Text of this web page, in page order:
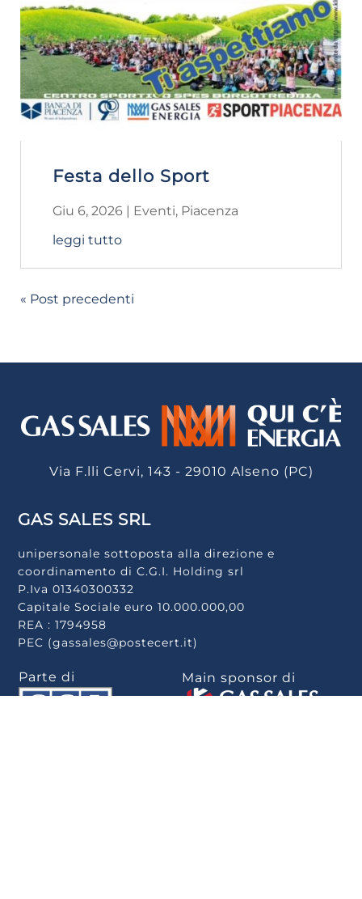
Festa dello Sport
Giu 6, 2026| Eventi, Piacenza
leggi tutto
« Post precedenti
Via F.lli Cervi, 143 - 29010 Alseno (PC)
GAS SALES SRL
unipersonale sottoposta alla direzione e
coordinamento di C.G.I. Holding srl
P.Iva 01340300332
Capitale Sociale euro 10.000.000,00
REA : 1794958
PEC (gassales@postecert.it)
Parte di Main sponsor di